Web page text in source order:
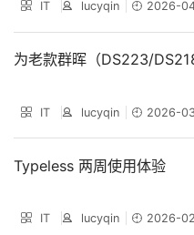
IT lucyqin 2026-
为老款群晖（DS223/
IT lucyqin 2026-
Typeless 两周使用体验
IT lucyqin 2026-